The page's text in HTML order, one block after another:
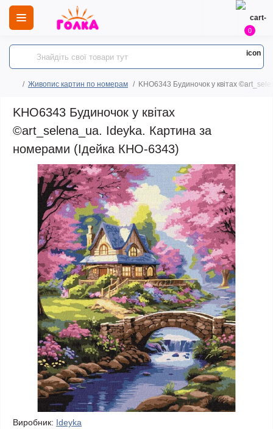
0
Живопис картин по номерам KHO6343 Будиночок у квітах
KHO6343 Будиночок у квітах
©art_selena_ua. Ideyka. Картина за
номерами (Ідейка КНО-6343)
Виробник: Ideyka